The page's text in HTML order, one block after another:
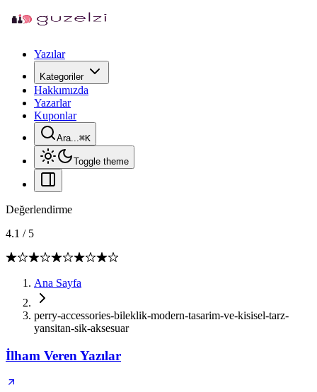
Yazılar
Kategoriler
Hakkımızda
Yazarlar
Kuponlar
Ara...⌘K
Toggle theme
Değerlendirme
4.1 / 5
Ana Sayfa
perry-accessories-bileklik-modern-tasarim-ve-kisisel-tarz-
yansitan-sik-aksesuar
İlham Veren Yazılar